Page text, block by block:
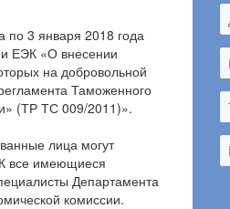
по 3 января 2018 года
ЕЭК «О внесении
на добровольной
Таможенного
(ТР ТС 009/2011)».
лица могут
все имеющиеся
Департамента
комиссии.